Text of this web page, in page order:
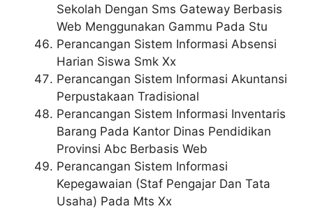
Sekolah Dengan Sms Gateway Berbasis
Web Menggunakan Gammu Pada Stu
Perancangan Sistem Informasi Absensi
Harian Siswa Smk Xx
Perancangan Sistem Informasi Akuntansi
Perpustakaan Tradisional
Perancangan Sistem Informasi Inventaris
Barang Pada Kantor Dinas Pendidikan
Provinsi Abc Berbasis Web
Perancangan Sistem Informasi
Kepegawaian (Staf Pengajar Dan Tata
Usaha) Pada Mts Xx